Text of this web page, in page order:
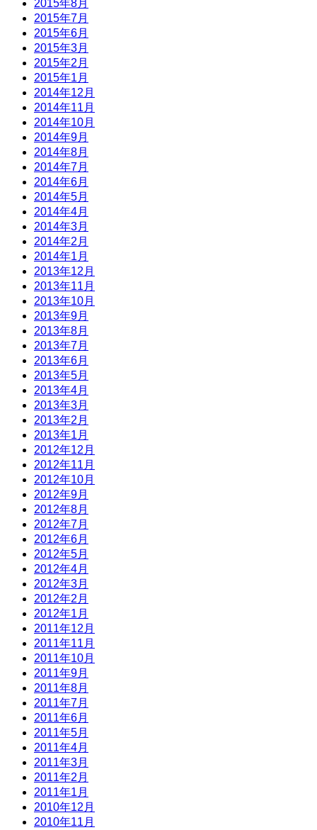
2015年8月
2015年7月
2015年6月
2015年3月
2015年2月
2015年1月
2014年12月
2014年11月
2014年10月
2014年9月
2014年8月
2014年7月
2014年6月
2014年5月
2014年4月
2014年3月
2014年2月
2014年1月
2013年12月
2013年11月
2013年10月
2013年9月
2013年8月
2013年7月
2013年6月
2013年5月
2013年4月
2013年3月
2013年2月
2013年1月
2012年12月
2012年11月
2012年10月
2012年9月
2012年8月
2012年7月
2012年6月
2012年5月
2012年4月
2012年3月
2012年2月
2012年1月
2011年12月
2011年11月
2011年10月
2011年9月
2011年8月
2011年7月
2011年6月
2011年5月
2011年4月
2011年3月
2011年2月
2011年1月
2010年12月
2010年11月